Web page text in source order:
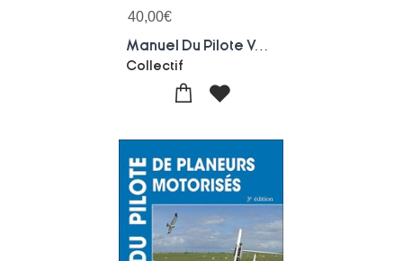
40,00€
Manuel Du Pilote Vol A Voile : Le Livre Bleu Du Pilote De Planeur (15e Edition)
Collectif